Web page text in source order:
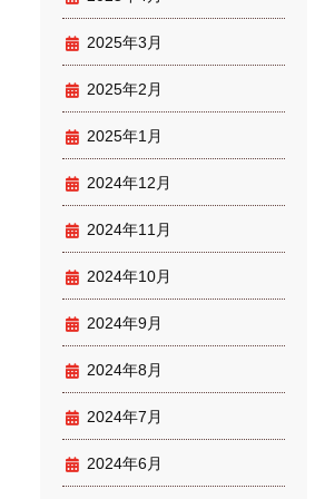
2025年3月
2025年2月
2025年1月
2024年12月
2024年11月
2024年10月
2024年9月
2024年8月
2024年7月
2024年6月